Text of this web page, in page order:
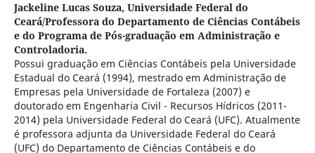
Jackeline Lucas Souza, Universidade Federal do
Ceará/Professora do Departamento de Ciências Contábeis
e do Programa de Pós-graduação em Administração e
Controladoria.
Possui graduação em Ciências Contábeis pela Universidade
Estadual do Ceará (1994), mestrado em Administração de
Empresas pela Universidade de Fortaleza (2007) e
doutorado em Engenharia Civil - Recursos Hídricos (2011-
2014) pela Universidade Federal do Ceará (UFC). Atualmente
é professora adjunta da Universidade Federal do Ceará
(UFC) do Departamento de Ciências Contábeis e do